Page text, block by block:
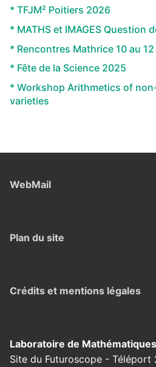
* TFJM² Poitiers 2026
* MATHS et IMAGES Question
* Rencontres Mathrice 10 au
* Fête de la Science 2025
* Workshop Arithmetics of
varieties
WebMail
Plan du site
Crédits et mentions légales
Laboratoire de
Site du Futuroscope - Téléport